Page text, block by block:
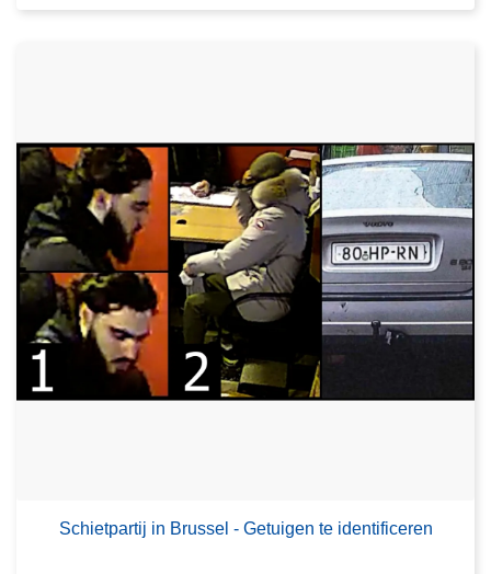
Schietpartij in Brussel - Getuigen te identificeren